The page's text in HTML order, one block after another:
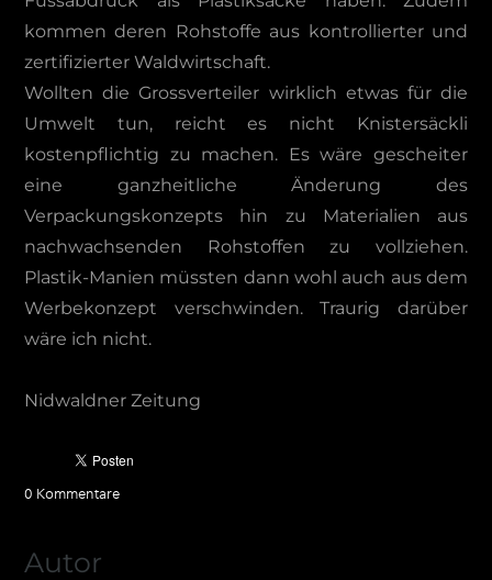
kommen deren Rohstoffe aus kontrollierter und
zertifizierter Waldwirtschaft.
Wollten die Grossverteiler wirklich etwas für die
Umwelt tun, reicht es nicht Knistersäckli
kostenpflichtig zu machen. Es wäre gescheiter
eine ganzheitliche Änderung des
Verpackungskonzepts hin zu Materialien aus
nachwachsenden Rohstoffen zu vollziehen.
Plastik-Manien müssten dann wohl auch aus dem
Werbekonzept verschwinden. Traurig darüber
wäre ich nicht.
​Nidwaldner Zeitung
0 Kommentare
Autor